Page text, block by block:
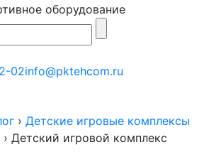
оборудование
02info@pktehcom.ru
› Детские игровые комплексы
› Детский игровой комплекс